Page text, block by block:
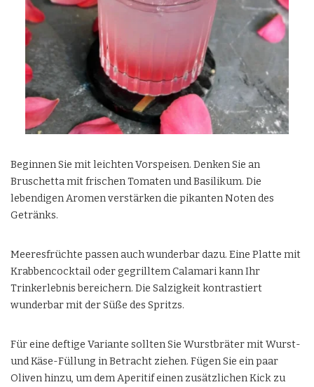
Beginnen Sie mit leichten Vorspeisen. Denken Sie an
Bruschetta mit frischen Tomaten und Basilikum. Die
lebendigen Aromen verstärken die pikanten Noten des
Getränks.
Meeresfrüchte passen auch wunderbar dazu. Eine Platte mit
Krabbencocktail oder gegrilltem Calamari kann Ihr
Trinkerlebnis bereichern. Die Salzigkeit kontrastiert
wunderbar mit der Süße des Spritzs.
Für eine deftige Variante sollten Sie Wurstbräter mit Wurst-
und Käse-Füllung in Betracht ziehen. Fügen Sie ein paar
Oliven hinzu, um dem Aperitif einen zusätzlichen Kick zu